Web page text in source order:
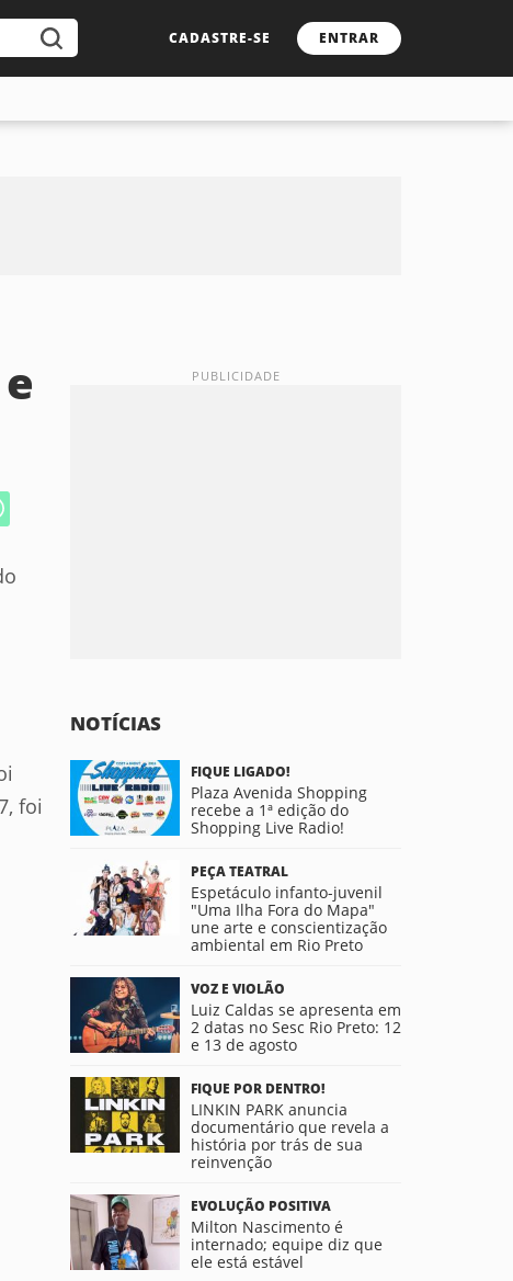
CADASTRE-SE ENTRAR
foi
NOTÍCIAS
FIQUE LIGADO!
Plaza Avenida Shopping
recebe a 1ª edição do
Shopping Live Radio!
PEÇA TEATRAL
Espetáculo infanto-juvenil
"Uma Ilha Fora do Mapa"
une arte e conscientização
ambiental em Rio Preto
VOZ E VIOLÃO
Luiz Caldas se apresenta em
2 datas no Sesc Rio Preto: 12
e 13 de agosto
FIQUE POR DENTRO!
LINKIN PARK anuncia
documentário que revela a
história por trás de sua
reinvenção
EVOLUÇÃO POSITIVA
Milton Nascimento é
internado; equipe diz que
ele está estável